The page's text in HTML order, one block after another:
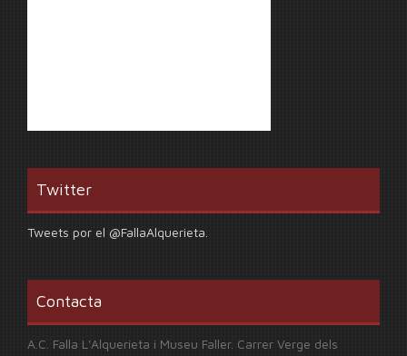
Twitter
Tweets por el @FallaAlquerieta.
Contacta
A.C. Falla L'Alquerieta i Museu Faller. Carrer Verge dels